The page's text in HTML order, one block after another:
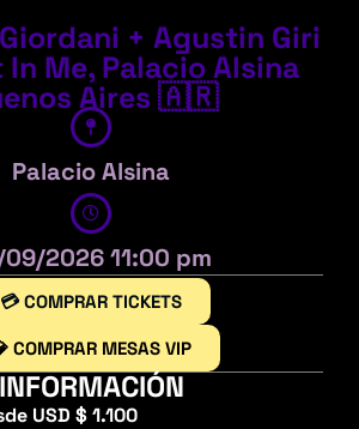
+ Agustin Giri
Me, Palacio Alsina
Aires 🇦🇷
Palacio Alsina
09/2026 11:00 pm
💳 COMPRAR TICKETS
COMPRAR MESAS VIP
INFORMACIÓN
USD $ 1.100